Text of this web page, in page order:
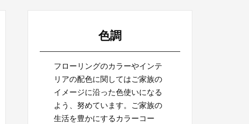
色調
フローリングのカラーやインテ
リアの配色に関してはご家族の
イメージに沿った色使いになる
よう、努めています。ご家族の
生活を豊かにするカラーコー